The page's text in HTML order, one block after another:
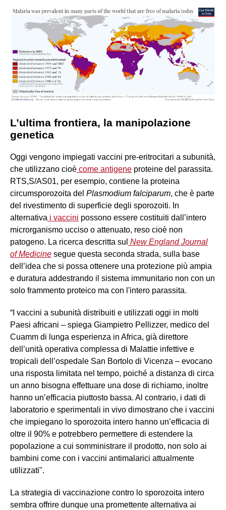
L’ultima frontiera, la manipolazione
genetica
Oggi vengono impiegati vaccini pre-eritrocitari a subunità,
che utilizzano cioè come antigene proteine del parassita.
RTS,S/AS01, per esempio, contiene la proteina
circumsporozoita del Plasmodium falciparum, che è parte
del rivestimento di superficie degli sporozoiti. In
alternativa i vaccini possono essere costituiti dall’intero
microrganismo ucciso o attenuato, reso cioè non
patogeno. La ricerca descritta sul New England Journal
of Medicine segue questa seconda strada, sulla base
dell’idea che si possa ottenere una protezione più ampia
e duratura addestrando il sistema immunitario non con un
solo frammento proteico ma con l'intero parassita.
“I vaccini a subunità distribuiti e utilizzati oggi in molti
Paesi africani – spiega Giampietro Pellizzer, medico del
Cuamm di lunga esperienza in Africa, già direttore
dell’unità operativa complessa di Malattie infettive e
tropicali dell’ospedale San Bortolo di Vicenza – evocano
una risposta limitata nel tempo, poiché a distanza di circa
un anno bisogna effettuare una dose di richiamo, inoltre
hanno un’efficacia piuttosto bassa. Al contrario, i dati di
laboratorio e sperimentali in vivo dimostrano che i vaccini
che impiegano lo sporozoita intero hanno un’efficacia di
oltre il 90% e potrebbero permettere di estendere la
popolazione a cui somministrare il prodotto, non solo ai
bambini come con i vaccini antimalarici attualmente
utilizzati".
La strategia di vaccinazione contro lo sporozoita intero
sembra offrire dunque una promettente alternativa ai